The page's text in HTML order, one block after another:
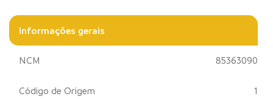
Informações gerais
NCM 85363090
Código de Origem 1